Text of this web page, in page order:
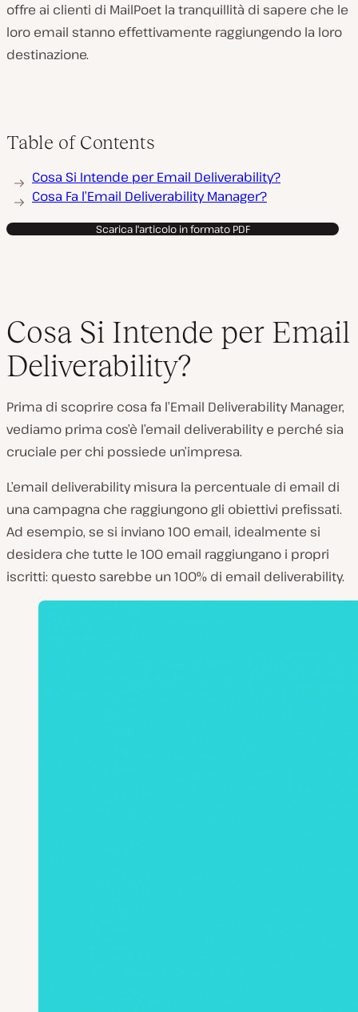
offre ai clienti di MailPoet la tranquillità di sapere che le
loro email stanno effettivamente raggiungendo la loro
destinazione.
Table of Contents
Cosa Si Intende per Email Deliverability?
Cosa Fa l’Email Deliverability Manager?
Scarica l'articolo in formato PDF
Cosa Si Intende per Email
Deliverability?
Prima di scoprire cosa fa l’Email Deliverability Manager,
vediamo prima cos’è l’email deliverability e perché sia
cruciale per chi possiede un’impresa.
L’email deliverability misura la percentuale di email di
una campagna che raggiungono gli obiettivi prefissati.
Ad esempio, se si inviano 100 email, idealmente si
desidera che tutte le 100 email raggiungano i propri
iscritti: questo sarebbe un 100% di email deliverability.